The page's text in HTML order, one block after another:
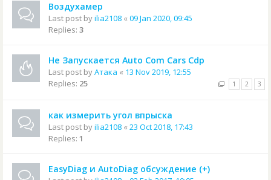
Воздухамер
Last post byilia2108 « 09 Jan 2020, 09:45
Replies: 3
Не Запускается Auto Com Cars Cdp
Last post byАтака « 13 Nov 2019, 12:55
Replies: 25 1 2 3
как измерить угол впрыска
Last post byilia2108 « 23 Oct 2018, 17:43
Replies: 1
EasyDiag и AutoDiag обсуждение (+)